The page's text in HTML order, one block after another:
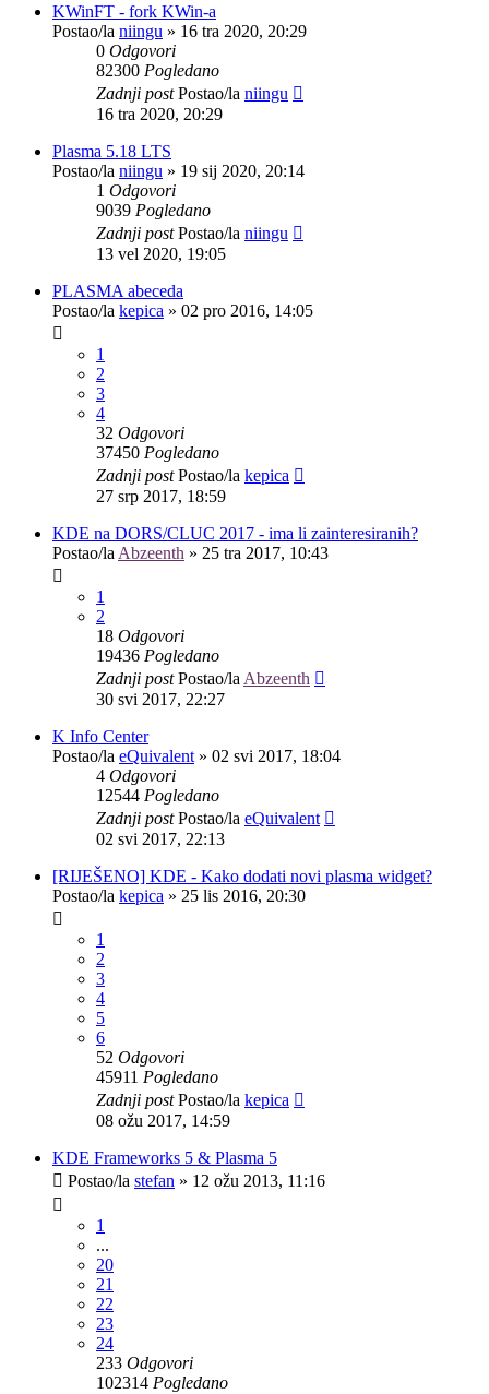
KWinFT - fork KWin-a
Postao/la niingu » 16 tra 2020, 20:29
0 Odgovori
82300 Pogledano
Zadnji postPostao/la niingu
16 tra 2020, 20:29
Plasma 5.18 LTS
Postao/la niingu » 19 sij 2020, 20:14
1 Odgovori
9039 Pogledano
Zadnji postPostao/la niingu
13 vel 2020, 19:05
PLASMA abeceda
Postao/la kepica » 02 pro 2016, 14:05
1
2
3
4
32 Odgovori
37450 Pogledano
Zadnji postPostao/la kepica
27 srp 2017, 18:59
KDE na DORS/CLUC 2017 - ima li zainteresiranih?
Postao/la Abzeenth » 25 tra 2017, 10:43
1
2
18 Odgovori
19436 Pogledano
Zadnji postPostao/la Abzeenth
30 svi 2017, 22:27
K Info Center
Postao/la eQuivalent » 02 svi 2017, 18:04
4 Odgovori
12544 Pogledano
Zadnji postPostao/la eQuivalent
02 svi 2017, 22:13
[RIJEŠENO] KDE - Kako dodati novi plasma widget?
Postao/la kepica » 25 lis 2016, 20:30
1
2
3
4
5
6
52 Odgovori
45911 Pogledano
Zadnji postPostao/la kepica
08 ožu 2017, 14:59
KDE Frameworks 5 & Plasma 5
Postao/la stefan » 12 ožu 2013, 11:16
1
...
20
21
22
23
24
233 Odgovori
102314 Pogledano